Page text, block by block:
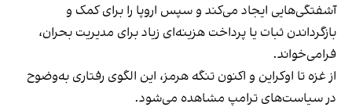
آشفتگی‌هایی ایجاد می‌کند و سپس اروپا را برای کمک و
بازگرداندن ثبات یا پرداخت هزینه‌ای زیاد برای مدیریت بحران،
فرامی‌خواند.
از غزه تا اوکراین و اکنون تنگه هرمز، این الگوی رفتاری به‌وضوح
در سیاست‌های ترامپ مشاهده می‌شود.